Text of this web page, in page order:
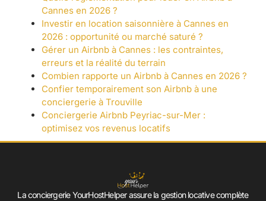
Cannes en 2026 ?
Investir en location saisonnière à Cannes en
2026 : opportunité ou marché saturé ?
Gérer un Airbnb à Cannes : les contraintes,
erreurs et la réalité du terrain
Combien rapporte un Airbnb à Cannes en 2026 ?
Confier temporairement son Airbnb à une
conciergerie à Trouville
Conciergerie Airbnb Peyriac-sur-Mer :
optimisez vos revenus locatifs
La conciergerie YourHostHelper assure la gestion locative complète